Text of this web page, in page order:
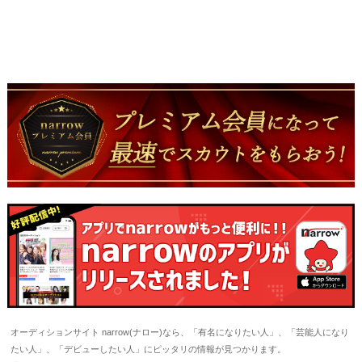
オーディションサイト narrow(ナロー)なら、「有名になりたい人」、「芸能人になり
たい人」、「デビューしたい人」にピッタリの情報が見つかります。